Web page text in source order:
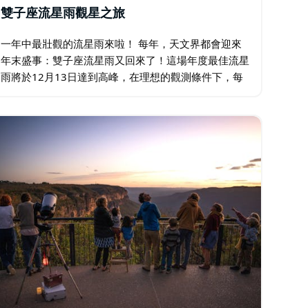
雙子座流星雨觀星之旅
一年中最壯觀的流星雨來啦！ 每年，天文界都會迎來
年末盛事：雙子座流星雨又回來了！這場年度最佳流星
雨將於12月13日達到高峰，在理想的觀測條件下，每